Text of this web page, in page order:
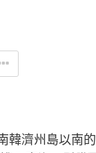
韓濟州島以南